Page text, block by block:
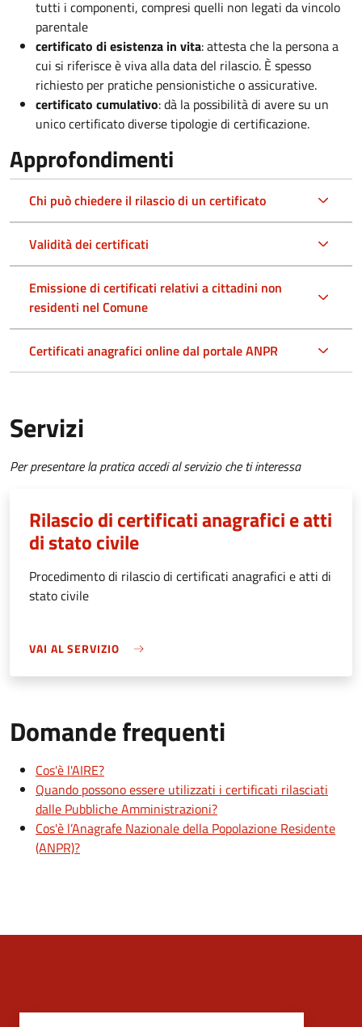
tutti i componenti, compresi quelli non legati da vincolo
parentale
certificato di esistenza in vita: attesta che la persona a
cui si riferisce è viva alla data del rilascio. È spesso
richiesto per pratiche pensionistiche o assicurative.
certificato cumulativo: dà la possibilità di avere su un
unico certificato diverse tipologie di certificazione.
Approfondimenti
Chi può chiedere il rilascio di un certificato
Validità dei certificati
Emissione di certificati relativi a cittadini non
residenti nel Comune
Certificati anagrafici online dal portale ANPR
Servizi
Per presentare la pratica accedi al servizio che ti interessa
Rilascio di certificati anagrafici e atti
di stato civile
Procedimento di rilascio di certificati anagrafici e atti di
stato civile
VAI AL SERVIZIO
Domande frequenti
Cos'è l'AIRE?
Quando possono essere utilizzati i certificati rilasciati
dalle Pubbliche Amministrazioni?
Cos'è l’Anagrafe Nazionale della Popolazione Residente
(ANPR)?